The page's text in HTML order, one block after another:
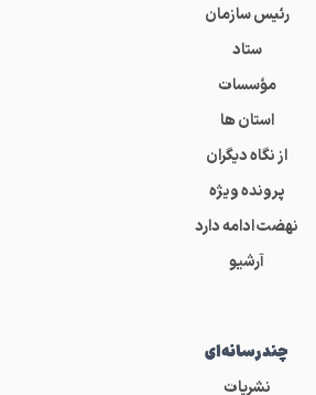
رئیس سازمان
ستاد
مؤسسات
استان ها
از نگاه دیگران
پرونده ویژه
نهضت ادامه دارد
آرشیو
چندرسانه‌ای
نشریات